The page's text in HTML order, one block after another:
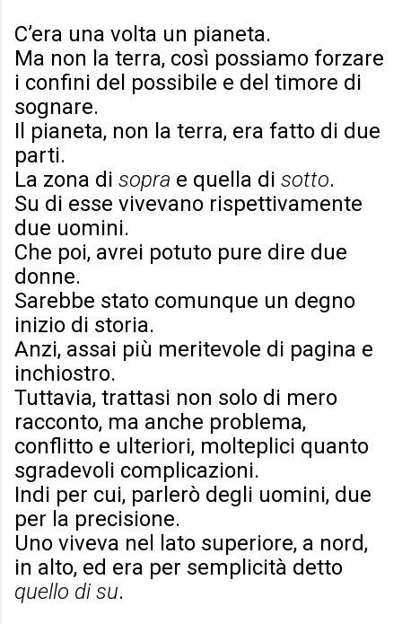
C’era una volta un pianeta.
Ma non la terra, così possiamo forzare
i confini del possibile e del timore di
sognare.
Il pianeta, non la terra, era fatto di due
parti.
La zona di sopra e quella di sotto.
Su di esse vivevano rispettivamente
due uomini.
Che poi, avrei potuto pure dire due
donne.
Sarebbe stato comunque un degno
inizio di storia.
Anzi, assai più meritevole di pagina e
inchiostro.
Tuttavia, trattasi non solo di mero
racconto, ma anche problema,
conflitto e ulteriori, molteplici quanto
sgradevoli complicazioni.
Indi per cui, parlerò degli uomini, due
per la precisione.
Uno viveva nel lato superiore, a nord,
in alto, ed era per semplicità detto
quello di su.